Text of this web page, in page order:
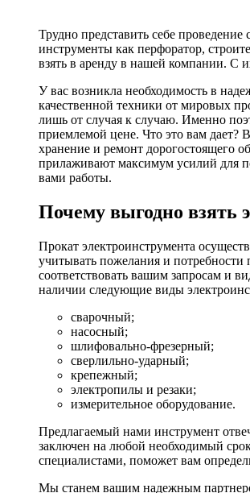
Трудно представить себе
инструменты как перфоратор,
взять в аренду в нашей компании. С
У вас возникла необходимость в
качественной техники от мировых
лишь от случая к случаю. Именно
приемлемой цене. Что это вам дает?
хранение и ремонт дорогостоящего
прилаживают максимум усилий для
вами работы.
Почему выгодно взять
Прокат электроинструмента
учитывать пожелания и
соответствовать вашим запросам и
наличии следующие виды
сварочный;
насосный;
шлифовально-фрезерный;
сверлильно-ударный;
крепежный;
электропилы и резаки;
измерительное оборудование.
Предлагаемый нами инструмент
заключен на любой необходимый
специалистами, поможет вам
Мы станем вашим надежным